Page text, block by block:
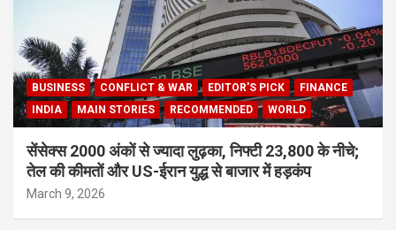
BUSINESS CONFLICT & WAR EDITOR'S PICK
FINANCE
INDIA
MAIN STORIES RECOMMENDED WORLD
सेंसेक्स 2000 अंकों से ज्यादा लुढ़का, निफ्टी 23,800 के नीचे;
तेल की कीमतों और US-ईरान युद्ध से बाजार में हड़कंप
March 9, 2026